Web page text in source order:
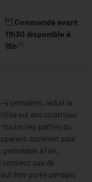
Commandé avant
11h30 disponible à
15h (1)
4 semaines, réduit la
sur des cicatrices
toutes les parties du
convient pour
à l'air,
contient pas de
être porté pendant